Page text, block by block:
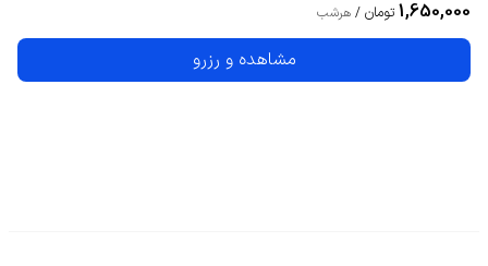
1,650,000 تومان / هرشب
مشاهده و رزرو